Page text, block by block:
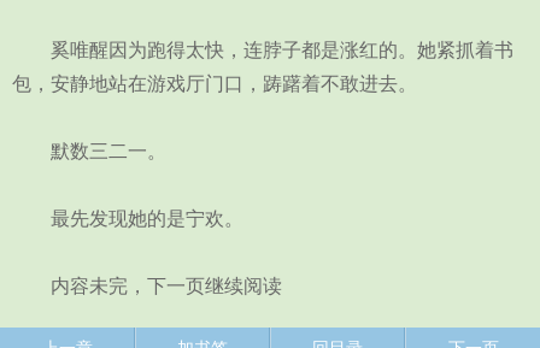
奚唯醒因为跑得太快，连脖子都是涨红的。她紧抓着书
包，安静地站在游戏厅门口，踌躇着不敢进去。
默数三二一。
最先发现她的是宁欢。
内容未完，下一页继续阅读